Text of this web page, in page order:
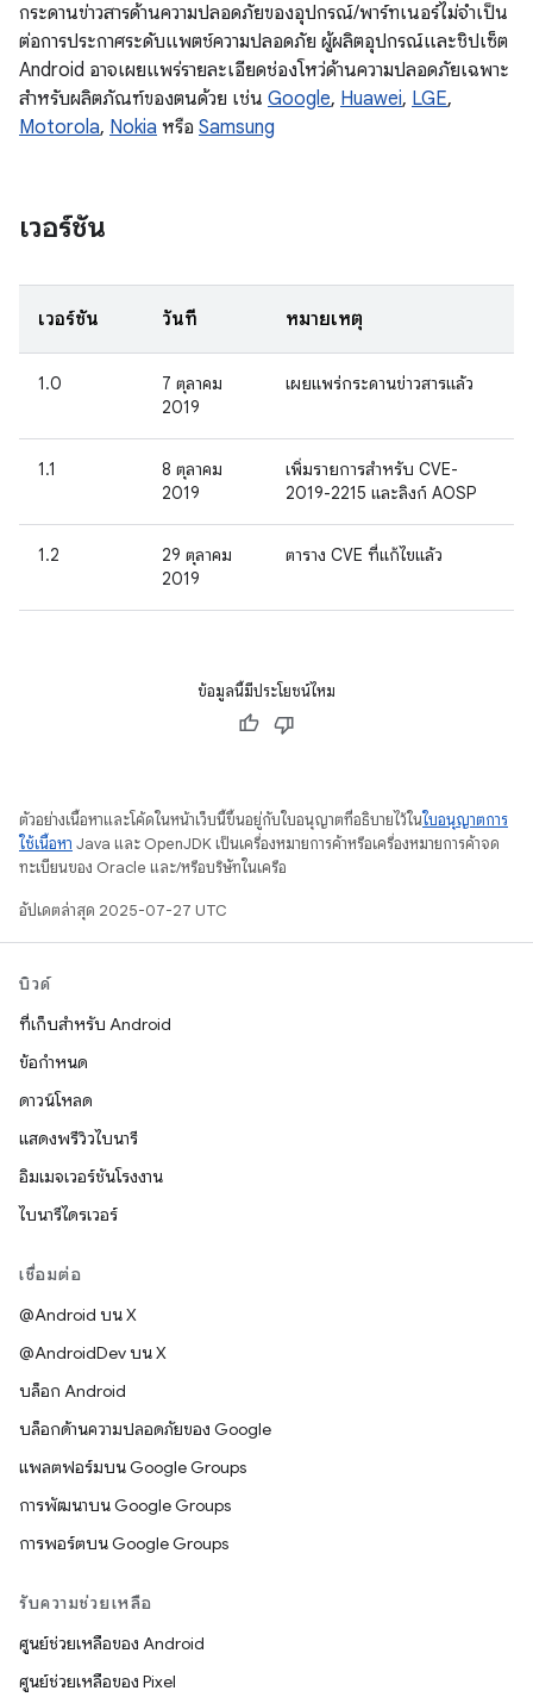
กระดานข่าวสารด้านความปลอดภัยของอุปกรณ์/พาร์ทเนอร์ไม่จำเป็น
ต่อการประกาศระดับแพตช์ความปลอดภัย ผู้ผลิตอุปกรณ์และชิปเซ็ต
Android อาจเผยแพร่รายละเอียดช่องโหว่ด้านความปลอดภัยเฉพาะ
สำหรับผลิตภัณฑ์ของตนด้วย เช่น Google, Huawei, LGE,
Motorola, Nokia หรือ Samsung
เวอร์ชัน
เวอร์ชัน วันที่ หมายเหตุ
1.0
7 ตุลาคม
2019
เผยแพร่กระดานข่าวสารแล้ว
1.1
8 ตุลาคม
2019
เพิ่มรายการสำหรับ CVE-
2019-2215 และลิงก์ AOSP
1.2
29 ตุลาคม
2019
ตาราง CVE ที่แก้ไขแล้ว
ข้อมูลนี้มีประโยชน์ไหม
ตัวอย่างเนื้อหาและโค้ดในหน้าเว็บนี้ขึ้นอยู่กับใบอนุญาตที่อธิบายไว้ในใบอนุญาตการ
ใช้เนื้อหา Java และ OpenJDK เป็นเครื่องหมายการค้าหรือเครื่องหมายการค้าจด
ทะเบียนของ Oracle และ/หรือบริษัทในเครือ
อัปเดตล่าสุด 2025-07-27 UTC
บิวด์
ที่เก็บสำหรับ Android
ข้อกำหนด
ดาวน์โหลด
แสดงพรีวิวไบนารี
อิมเมจเวอร์ชันโรงงาน
ไบนารีไดรเวอร์
เชื่อมต่อ
@Android บน X
@AndroidDev บน X
บล็อก Android
บล็อกด้านความปลอดภัยของ Google
แพลตฟอร์มบน Google Groups
การพัฒนาบน Google Groups
การพอร์ตบน Google Groups
รับความช่วยเหลือ
ศูนย์ช่วยเหลือของ Android
ศูนย์ช่วยเหลือของ Pixel